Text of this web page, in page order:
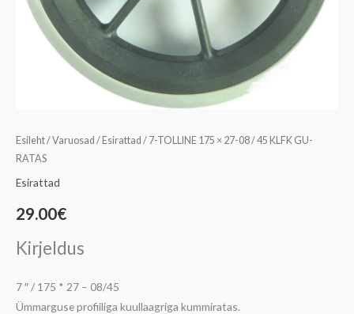
Esileht/Varuosad / Esirattad / 7-TOLLINE 175 × 27-08 / 45 KLFK GU-
RATAS
Esirattad
29.00€
Kirjeldus
7 ″ / 175 * 27 – 08/45
Ümmarguse profiiliga kuullaagriga kummiratas.